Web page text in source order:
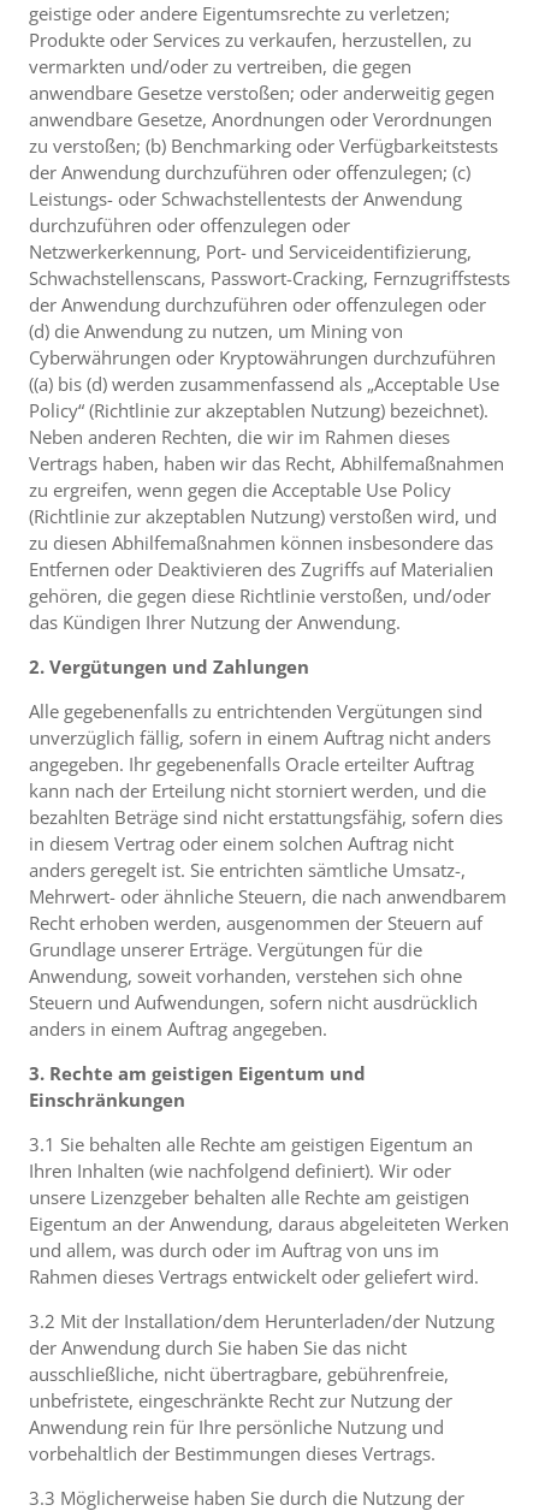
geistige oder andere Eigentumsrechte zu verletzen;
Produkte oder Services zu verkaufen, herzustellen, zu
vermarkten und/oder zu vertreiben, die gegen
anwendbare Gesetze verstoßen; oder anderweitig gegen
anwendbare Gesetze, Anordnungen oder Verordnungen
zu verstoßen; (b) Benchmarking oder Verfügbarkeitstests
der Anwendung durchzuführen oder offenzulegen; (c)
Leistungs- oder Schwachstellentests der Anwendung
durchzuführen oder offenzulegen oder
Netzwerkerkennung, Port- und Serviceidentifizierung,
Schwachstellenscans, Passwort-Cracking, Fernzugriffstests
der Anwendung durchzuführen oder offenzulegen oder
(d) die Anwendung zu nutzen, um Mining von
Cyberwährungen oder Kryptowährungen durchzuführen
((a) bis (d) werden zusammenfassend als „Acceptable Use
Policy“ (Richtlinie zur akzeptablen Nutzung) bezeichnet).
Neben anderen Rechten, die wir im Rahmen dieses
Vertrags haben, haben wir das Recht, Abhilfemaßnahmen
zu ergreifen, wenn gegen die Acceptable Use Policy
(Richtlinie zur akzeptablen Nutzung) verstoßen wird, und
zu diesen Abhilfemaßnahmen können insbesondere das
Entfernen oder Deaktivieren des Zugriffs auf Materialien
gehören, die gegen diese Richtlinie verstoßen, und/oder
das Kündigen Ihrer Nutzung der Anwendung.
2. Vergütungen und Zahlungen
Alle gegebenenfalls zu entrichtenden Vergütungen sind
unverzüglich fällig, sofern in einem Auftrag nicht anders
angegeben. Ihr gegebenenfalls Oracle erteilter Auftrag
kann nach der Erteilung nicht storniert werden, und die
bezahlten Beträge sind nicht erstattungsfähig, sofern dies
in diesem Vertrag oder einem solchen Auftrag nicht
anders geregelt ist. Sie entrichten sämtliche Umsatz-,
Mehrwert- oder ähnliche Steuern, die nach anwendbarem
Recht erhoben werden, ausgenommen der Steuern auf
Grundlage unserer Erträge. Vergütungen für die
Anwendung, soweit vorhanden, verstehen sich ohne
Steuern und Aufwendungen, sofern nicht ausdrücklich
anders in einem Auftrag angegeben.
3. Rechte am geistigen Eigentum und
Einschränkungen
3.1 Sie behalten alle Rechte am geistigen Eigentum an
Ihren Inhalten (wie nachfolgend definiert). Wir oder
unsere Lizenzgeber behalten alle Rechte am geistigen
Eigentum an der Anwendung, daraus abgeleiteten Werken
und allem, was durch oder im Auftrag von uns im
Rahmen dieses Vertrags entwickelt oder geliefert wird.
3.2 Mit der Installation/dem Herunterladen/der Nutzung
der Anwendung durch Sie haben Sie das nicht
ausschließliche, nicht übertragbare, gebührenfreie,
unbefristete, eingeschränkte Recht zur Nutzung der
Anwendung rein für Ihre persönliche Nutzung und
vorbehaltlich der Bestimmungen dieses Vertrags.
3.3 Möglicherweise haben Sie durch die Nutzung der